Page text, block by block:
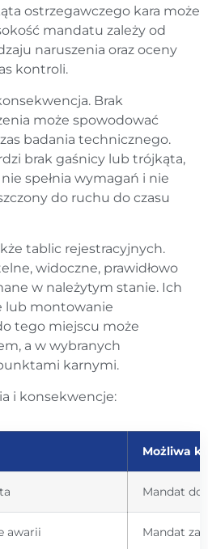
ostrzegawczego kara może
mandatu zależy od
naruszenia oraz oceny
kontroli.
Brak
może spowodować
badania technicznego.
brak gaśnicy lub trójkąta,
spełnia wymagań i nie
do ruchu do czasu
tablic rejestracyjnych.
widoczne, prawidłowo
w należytym stanie. Ich
lub montowanie
tego miejscu może
a w wybranych
karnymi.
i konsekwencje:
Możliwa
Mandat do
awarii Mandat